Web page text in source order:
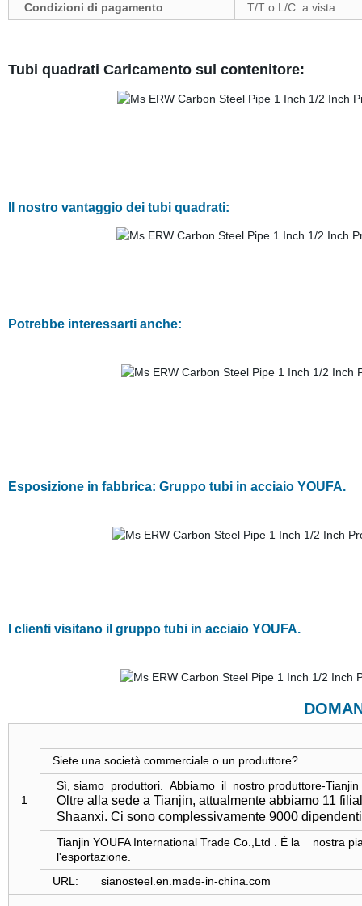
Condizioni di pagamento
T/T o L/C a vista
Tubi quadrati Caricamento sul contenitore:
Il nostro vantaggio dei tubi quadrati:
Potrebbe interessarti anche:
Esposizione in fabbrica: Gruppo tubi in acciaio YOUFA.
I clienti visitano il gruppo tubi in acciaio YOUFA.
DOMANDE
1
Siete una società commerciale o un produttore?
Sì, siamo produttori. Abbiamo il nostro produttore-Tianjin
Oltre alla sede a Tianjin, attualmente abbiamo 11
Shaanxi. Ci sono complessivamente 9000 dipendenti
Tianjin YOUFA International Trade Co.,Ltd . È la nostra
l'esportazione.
URL: sianosteel.en.made-in-china.com